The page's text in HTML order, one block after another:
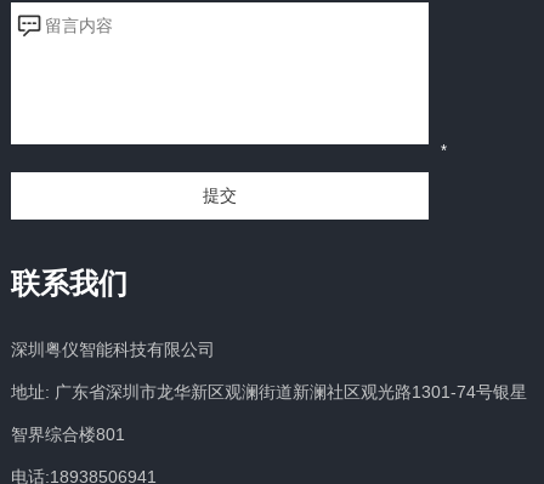
*
提交
联系我们
深圳粤仪智能科技有限公司
地址: 广东省深圳市龙华新区观澜街道新澜社区观光路1301-74号银星
智界综合楼801
电话:18938506941